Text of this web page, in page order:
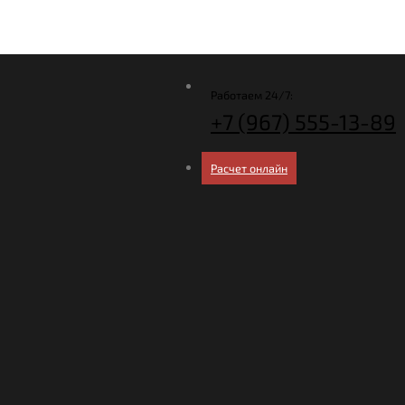
Работаем 24/7:
+7 (967) 555-13-89
Расчет онлайн